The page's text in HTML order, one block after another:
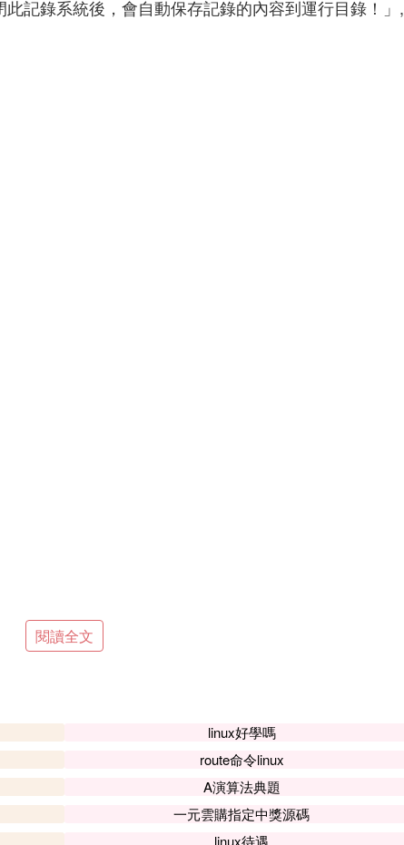
記錄系統後，會自動保存記錄的內容到運行目錄！」,
閱讀全文
linux好學嗎
route命令linux
A演算法典題
一元雲購指定中獎源碼
linux待遇